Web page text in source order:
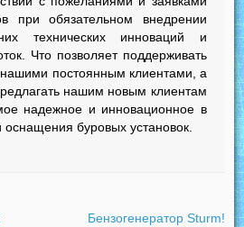
при обязательном внедрении
технических инноваций и
Что позволяет поддерживать
нашими постоянным клиентами, а
нашим новым клиентам
надежное и инновационное в
оснащения буровых установок.
Бензогенератор Sturm!